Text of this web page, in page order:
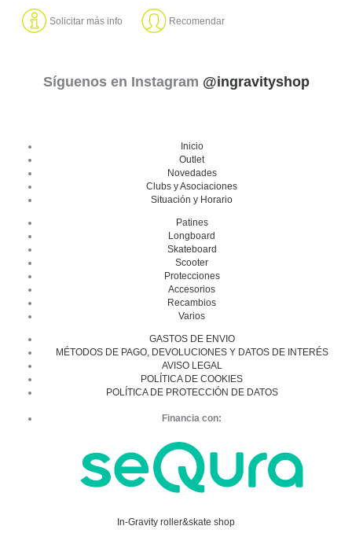
Solicitar más info Recomendar
Síguenos en Instagram @ingravityshop
Inicio
Outlet
Novedades
Clubs y Asociaciones
Situación y Horario
Patines
Longboard
Skateboard
Scooter
Protecciones
Accesorios
Recambios
Varios
GASTOS DE ENVIO
MÉTODOS DE PAGO, DEVOLUCIONES Y DATOS DE INTERÉS
AVISO LEGAL
POLÍTICA DE COOKIES
POLÍTICA DE PROTECCIÓN DE DATOS
Financia con:
In-Gravity roller&skate shop